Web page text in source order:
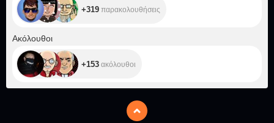
+319 παρακολουθήσεις
Ακόλουθοι
+153 ακόλουθοι